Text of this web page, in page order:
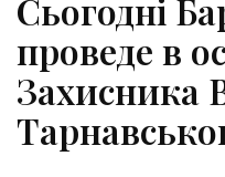
Сьогодні
проведе в
Захисника